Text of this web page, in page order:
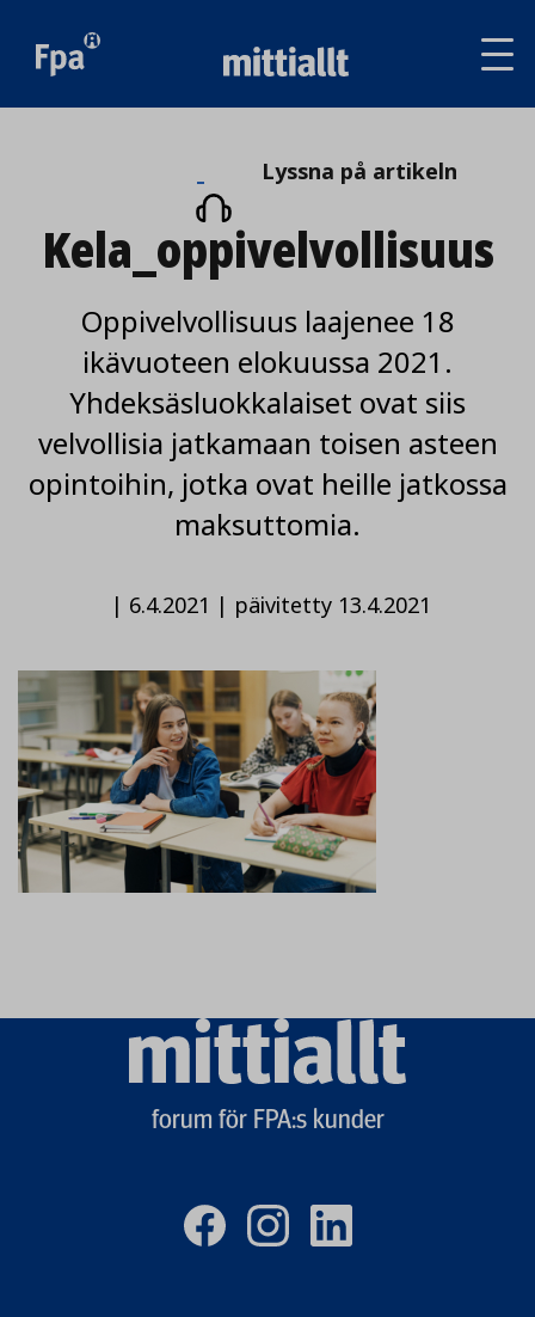
Lyssna
på
artikeln
Lyssna på artikeln
Kela_oppivelvollisuus
Oppivelvollisuus laajenee 18
ikävuoteen elokuussa 2021.
Yhdeksäsluokkalaiset ovat siis
velvollisia jatkamaan toisen asteen
opintoihin, jotka ovat heille jatkossa
maksuttomia.
| 6.4.2021 | päivitetty 13.4.2021
Mittiallt
forum för FPA:s kunder